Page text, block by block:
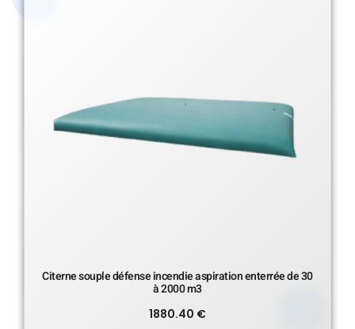
Citerne souple défense incendie aspiration enterrée de 30
à 2000 m3
1880.40 €